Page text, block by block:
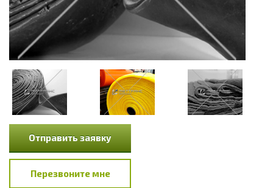
Отправить заявку
Перезвоните мне